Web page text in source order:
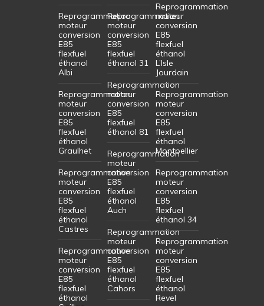
Reprogrammation
moteur
conversion
E85
flexfuel
éthanol
Albi
Reprogrammation
moteur
conversion
E85
flexfuel
éthanol
Graulhet
Reprogrammation
moteur
conversion
E85
flexfuel
éthanol
Castres
Reprogrammation
moteur
conversion
E85
flexfuel
éthanol
Reprogrammation
moteur
conversion
E85
flexfuel
éthanol 31
Reprogrammation
moteur
conversion
E85
flexfuel
éthanol 81
Reprogrammation
moteur
conversion
E85
flexfuel
éthanol
Auch
Reprogrammation
moteur
conversion
E85
flexfuel
éthanol
Cahors
Reprogrammation
moteur
conversion
E85
flexfuel
éthanol
L’Isle
Jourdain
Reprogrammation
moteur
conversion
E85
flexfuel
éthanol
Montpellier
Reprogrammation
moteur
conversion
E85
flexfuel
éthanol 34
Reprogrammation
moteur
conversion
E85
flexfuel
éthanol
Revel